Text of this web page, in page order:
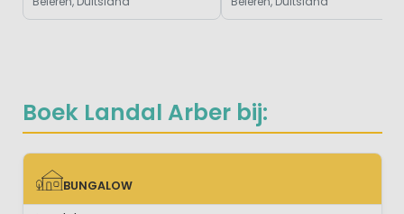
Boek Landal Arber bij:
BUNGALOW
BUNGALOW